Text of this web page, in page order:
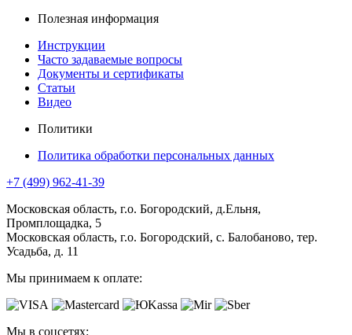
Полезная информация
Инструкции
Часто задаваемые вопросы
Документы и сертификаты
Статьи
Видео
Политики
Политика обработки персональных данных
+7 (499) 962-41-39
Московская область, г.о. Богородский, д.Ельня,
Промплощадка, 5
Московская область, г.о. Богородский, с. Балобаново, тер.
Усадьба, д. 11
Мы принимаем к оплате:
Мы в соцсетях: